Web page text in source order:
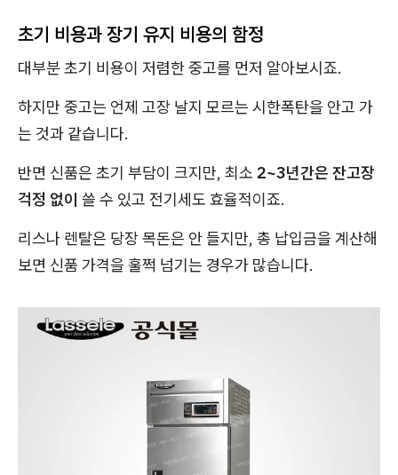
초기 비용과 장기 유지 비용의 함정
대부분 초기 비용이 저렴한 중고를 먼저 알아보시죠.
하지만 중고는 언제 고장 날지 모르는 시한폭탄을 안고 가
는 것과 같습니다.
반면 신품은 초기 부담이 크지만, 최소 2~3년간은 잔고장
걱정 없이 쓸 수 있고 전기세도 효율적이죠.
리스나 렌탈은 당장 목돈은 안 들지만, 총 납입금을 계산해
보면 신품 가격을 훌쩍 넘기는 경우가 많습니다.